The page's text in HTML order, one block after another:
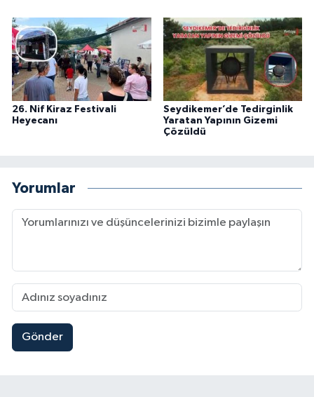
26. Nif Kiraz Festivali
Heyecanı
Seydikemer’de Tedirginlik
Yaratan Yapının Gizemi
Çözüldü
Yorumlar
Gönder